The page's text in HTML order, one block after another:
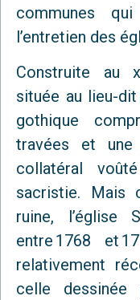
communes
l’entretien des
Construite au
située au lieu-
gothique
travées et
collatéral
sacristie. Mais
ruine, l’église
entre 1768 et
relativement
celle dessinée